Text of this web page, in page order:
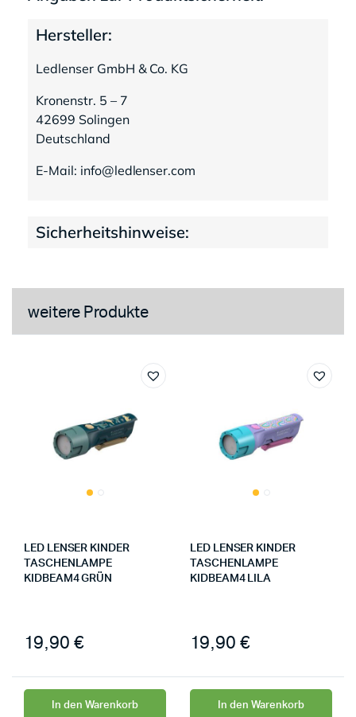
Hersteller:
Ledlenser GmbH & Co. KG
Kronenstr. 5 – 7
42699 Solingen
Deutschland
E-Mail: info@ledlenser.com
Sicherheitshinweise:
weitere Produkte
LED LENSER KINDER
TASCHENLAMPE
KIDBEAM4 GRÜN
19,90 €
In den Warenkorb
LED LENSER KINDER
TASCHENLAMPE
KIDBEAM4 LILA
19,90 €
In den Warenkorb